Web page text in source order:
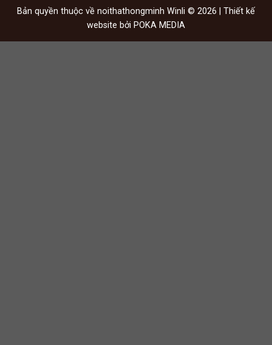
Bản quyền thuộc về noithathongminh Winli © 2026 | Thiết kế
website bởi POKA MEDIA